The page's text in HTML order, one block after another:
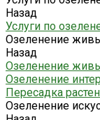
Назад
Услуги по
Озеленение
Назад
Озеленение
Озеленение
Пересадка
Озеленение